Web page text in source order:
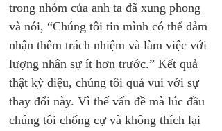
trong nhóm của anh ta đã xung phong
và nói, “Chúng tôi tin mình có thể đảm
nhận thêm trách nhiệm và làm việc với
lượng nhân sự ít hơn trước.” Kết quả
thật kỳ diệu, chúng tôi quá vui với sự
thay đổi này. Vì thế vấn đề mà lúc đầu
chúng tôi chống cự và không thích lại